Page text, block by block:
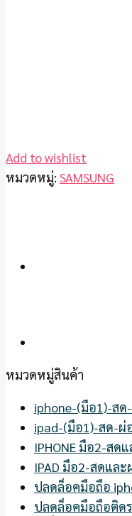
Add to wishlist
หมวดหมู่: SAMSUNG
หมวดหมู่สินค้า
iphone-(มือ1)-ส
ipad-(มือ1)-สด-ผ่
IPHONE มือ2-สด
IPAD มือ2-สดแล
ปลดล็อคมือถือ
ปลดล็อคมือถือติด